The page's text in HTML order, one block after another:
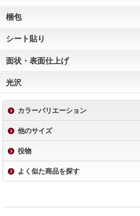
梱包
シート貼り
面状・表面仕上げ
光沢
カラーバリエーション
他のサイズ
役物
よく似た商品を探す